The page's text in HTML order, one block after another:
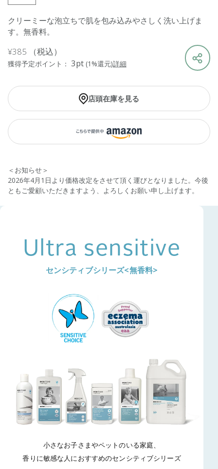
クリーミーな泡立ちで肌を包み込みやさしく洗い上げま
す。無香料。
¥385 （税込）
獲得予定ポイント： 3pt (1%還元)詳細
店頭在庫を見る
＜お知らせ＞
2026年4月1日より価格改定をさせて頂く運びとなりました。今後
ともご愛顧いただきますよう、よろしくお願い申し上げます。
Ultra sensitive
センシティブシリーズ<無香料>
小さなお子さまやペットのいる家庭、
香りに敏感な人におすすめのセンシティブシリーズ